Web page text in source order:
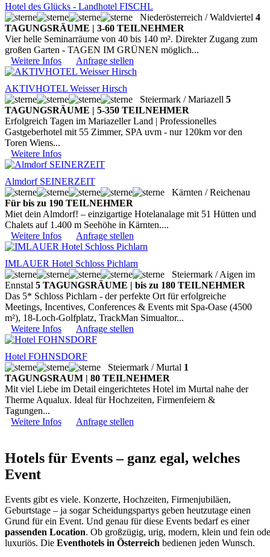
Hotel des Glücks - Landhotel FISCHL
Niederösterreich / Waldviertel 4
TAGUNGSRÄUME | 3-60 TEILNEHMER
Vier helle Seminarräume von 40 bis 140 m². Direkter Zugang zum
großen Garten - TAGEN IM GRÜNEN möglich...
Weitere Infos
Anfrage stellen
AKTIVHOTEL Weisser Hirsch
Steiermark / Mariazell 5
TAGUNGSRÄUME | 5-350 TEILNEHMER
Erfolgreich Tagen im Mariazeller Land | Professionelles
Gastgeberhotel mit 55 Zimmer, SPA uvm - nur 120km vor den
Toren Wiens...
Weitere Infos
Almdorf SEINERZEIT
Kärnten / Reichenau
Für bis zu 190 TEILNEHMER
Miet dein Almdorf! – einzigartige Hotelanalage mit 51 Hütten und
Chalets auf 1.400 m Seehöhe in Kärnten....
Weitere Infos
Anfrage stellen
IMLAUER Hotel Schloss Pichlarn
Steiermark / Aigen im
Ennstal 5 TAGUNGSRÄUME | bis zu 180 TEILNEHMER
Das 5* Schloss Pichlarn - der perfekte Ort für erfolgreiche
Meetings, Incentives, Conferences & Events mit Spa-Oase (4500
m²), 18-Loch-Golfplatz, TrackMan Simualtor...
Weitere Infos
Anfrage stellen
Hotel FOHNSDORF
Steiermark / Murtal 1
TAGUNGSRAUM | 80 TEILNEHMER
Mit viel Liebe im Detail eingerichtetes Hotel im Murtal nahe der
Therme Aqualux. Ideal für Hochzeiten, Firmenfeiern &
Tagungen...
Weitere Infos
Anfrage stellen
Hotels für Events – ganz egal, welches
Event
Events gibt es viele. Konzerte, Hochzeiten, Firmenjubiläen,
Geburtstage – ja sogar Scheidungspartys geben heutzutage einen
Grund für ein Event. Und genau für diese Events bedarf es einer
passenden Location. Ob großzügig, urig, modern, klein und fein
luxuriös. Die Eventhotels in Österreich bedienen jeden Wunsch.